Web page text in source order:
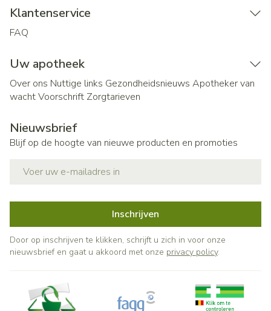
Klantenservice
FAQ
Uw apotheek
Over ons Nuttige links Gezondheidsnieuws Apotheker van
wachtVoorschrift Zorgtarieven
Nieuwsbrief
Blijf op de hoogte van nieuwe producten en promoties
Inschrijven
Door op inschrijven te klikken, schrijft u zich in voor onze
nieuwsbrief en gaat u akkoord met onze privacy policy.